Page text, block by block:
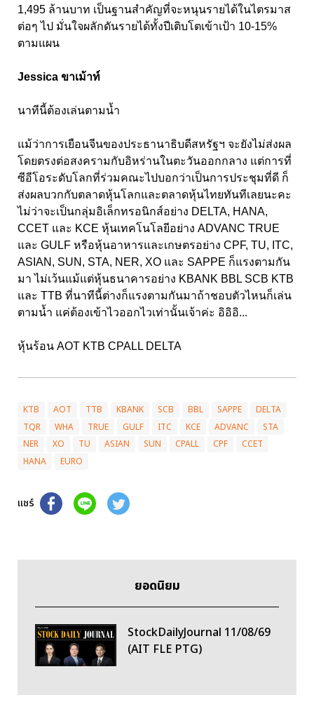
1,495 ล้านบาท เป็นฐานสำคัญที่จะหนุนรายได้ในไตรมาส
ต่อๆ ไป มั่นใจผลักดันรายได้ทั้งปีเติบโตเข้าเป้า 10-15%
ตามแผน
Jessica ขาเม้าท์
นาทีนี้ต้องเล่นตามน้ำ
แม้ว่าการเยือนจีนของประธานาธิบดีสหรัฐฯ จะยังไม่ส่งผล
โดยตรงต่อสงครามกับอิหร่านในตะวันออกกลาง แต่การที่
ซีอีโอระดับโลกที่ร่วมคณะไปบอกว่าเป็นการประชุมที่ดี ก็
ส่งผลบวกกับตลาดหุ้นโลกและตลาดหุ้นไทยทันทีเลยนะคะ
ไม่ว่าจะเป็นกลุ่มอิเล็กทรอนิกส์อย่าง DELTA, HANA,
CCET และ KCE หุ้นเทคโนโลยีอย่าง ADVANC TRUE
และ GULF หรือหุ้นอาหารและเกษตรอย่าง CPF, TU, ITC,
ASIAN, SUN, STA, NER, XO และ SAPPE ก็แรงตามกัน
มา ไม่เว้นแม้แต่หุ้นธนาคารอย่าง KBANK BBL SCB KTB
และ TTB ที่นาทีนี้ต่างก็แรงตามกันมาถ้าชอบตัวไหนก็เล่น
ตามน้ำ แค่ต้องเข้าไวออกไวเท่านั้นเจ้าค่ะ อิอิอิ...
หุ้นร้อน AOT KTB CPALL DELTA
KTB AOT TTB KBANK SCB BBL SAPPE
DELTA
TQR
WHA TRUE GULF ITC KCE ADVANC
STA
NER
XO TU ASIAN SUN CPALL CPF
CCET
HANA
EURO
แชร์
ยอดนิยม
StockDailyJournal 11/08/69
(AIT FLE PTG)